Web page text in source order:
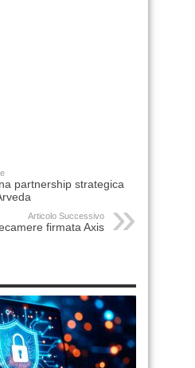
partnership strategica
Articolo Successivo
firmata Axis